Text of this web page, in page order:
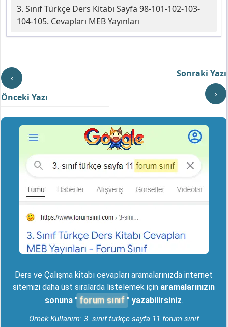
3. Sınıf Türkçe Ders Kitabı Sayfa 98-101-102-103-
104-105. Cevapları MEB Yayınları
‹
Önceki Yazı
Sonraki Yazı
›
Ders ve Çalışma kitabı cevapları aramalarınızda internet
sitemizi daha üst sıralarda listelemek için aramalarınızın
sonuna " forum sınıf " yazabilirsiniz.
Örnek Kullanım: 3. sınıf türkçe sayfa 11 forum sınıf